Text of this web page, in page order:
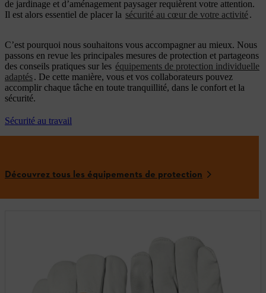
de jardinage et d’aménagement paysager requièrent votre attention.
Il est alors essentiel de placer la sécurité au cœur de votre activité.
C’est pourquoi nous souhaitons vous accompagner au mieux. Nous
passons en revue les principales mesures de protection et partageons
des conseils pratiques sur les équipements de protection individuelle
adaptés. De cette manière, vous et vos collaborateurs pouvez
accomplir chaque tâche en toute tranquillité, dans le confort et la
sécurité.
Sécurité au travail
Découvrez tous les équipements de protection